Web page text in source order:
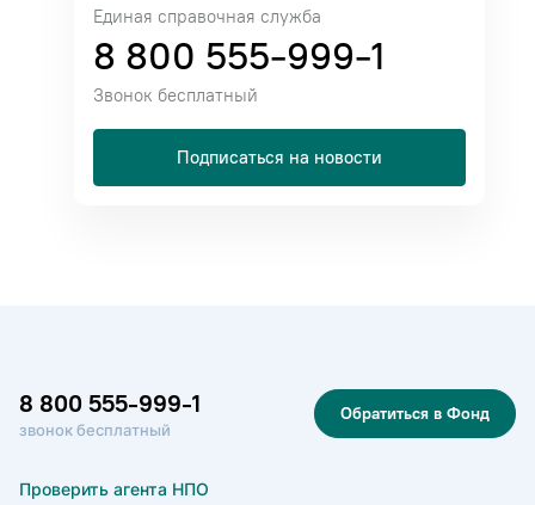
Единая справочная служба
8 800 555-999-1
Звонок бесплатный
Подписаться на новости
8 800 555-999-1
звонок бесплатный
Обратиться в Фонд
Проверить агента НПО